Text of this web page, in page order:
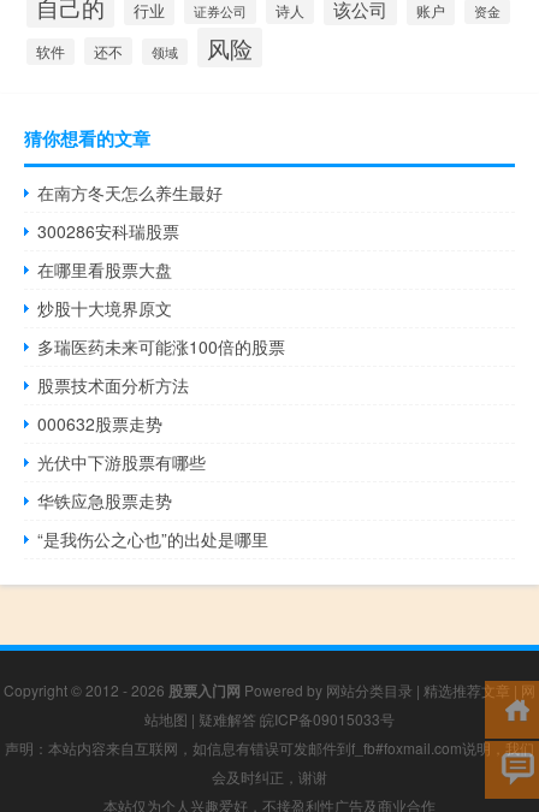
自己的 行业 证券公司 诗人 该公司 账户 资金
软件 还不 领域 风险
猜你想看的文章
在南方冬天怎么养生最好
300286安科瑞股票
在哪里看股票大盘
炒股十大境界原文
多瑞医药未来可能涨100倍的股票
股票技术面分析方法
000632股票走势
光伏中下游股票有哪些
华铁应急股票走势
“是我伤公之心也”的出处是哪里
Copyright © 2012 - 2026 股票入门网 Powered by 网站分类目录 | 精选推荐文章 | 网
站地图 | 疑难解答 皖ICP备09015033号
声明：本站内容来自互联网，如信息有错误可发邮件到f_fb#foxmail.com说明，我们
会及时纠正，谢谢
本站仅为个人兴趣爱好，不接盈利性广告及商业合作